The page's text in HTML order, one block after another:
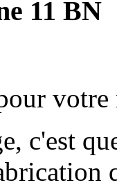
11 BN
votre
c'est